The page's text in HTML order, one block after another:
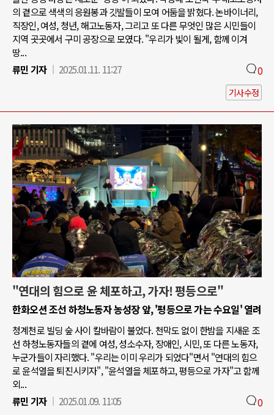
의 곁으로 색색의 응원봉과 깃발들이 모여 어둠을 밝혔다. 논바이너리,
직장인, 여성, 청년, 해고노동자, 그리고 또 다른 무엇인 많은 시민들이
지역 곳곳에서 구미 공장으로 모였다. "우리가 빛이 될게, 함께 이겨
땅...
류민 기자
2025.01.11. 11:27 0
기사수정
"연대의 힘으로 윤 체포하고, 가자! 평등으로"
한화오션 조선 하청노동자 농성장 앞, '평등으로 가는 수요일' 열려
청계천로 빌딩 숲 사이 칼바람이 불었다. 천막도 없이 한밤을 지새운 조
선 하청노동자들의 곁에 여성, 성소수자, 장애인, 시민, 또 다른 노동자,
누군가들이 자리했다. "우리는 이미 우리가 되었다"면서 "연대의 힘으
로 윤석열을 퇴진시키자", "윤석열을 체포하고, 평등으로 가자"고 함께
외...
류민 기자
2025.01.09. 11:05 0